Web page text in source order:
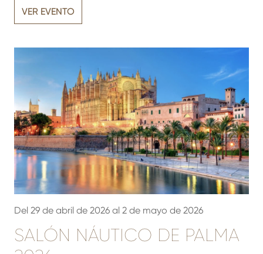
VER EVENTO
Del 29 de abril de 2026 al 2 de mayo de 2026
SALÓN NÁUTICO DE PALMA